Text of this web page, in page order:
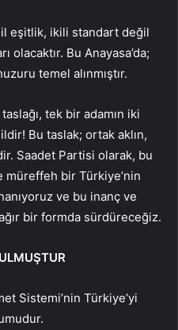
eşitlik, ikili standart değil
olacaktır. Bu Anayasa’da;
temel alınmıştır.
tek bir adamın iki
Bu taslak; ortak aklın,
Saadet Partisi olarak, bu
müreffeh bir Türkiye’nin
ve bu inanç ve
ağır bir formda sürdüreceğiz.
Sistemi’nin Türkiye’yi